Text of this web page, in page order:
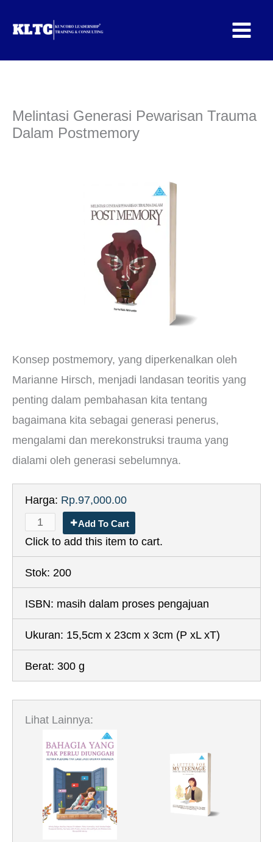
Melintasi Generasi Pewarisan Trauma
Dalam Postmemory
Konsep postmemory, yang diperkenalkan oleh
Marianne Hirsch, menjadi landasan teoritis yang
penting dalam pembahasan kita tentang
bagaimana kita sebagai generasi penerus,
mengalami dan merekonstruksi trauma yang
dialami oleh generasi sebelumnya.
Harga: Rp.97,000.00
Add To Cart
Click to add this item to cart.
Stok: 200
ISBN: masih dalam proses pengajuan
Ukuran: 15,5cm x 23cm x 3cm (P xL xT)
Berat: 300 g
Lihat Lainnya: